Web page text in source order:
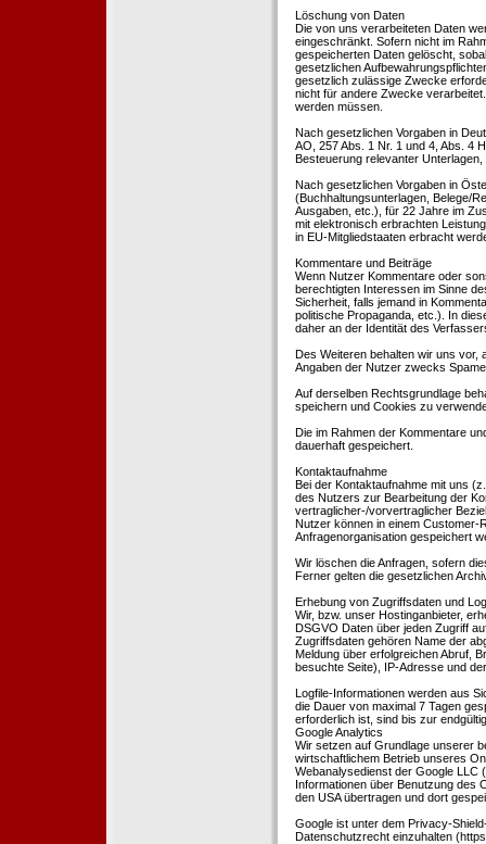
Löschung von Daten
Die von uns verarbeiteten Daten
eingeschränkt. Sofern nicht im
gespeicherten Daten gelöscht,
gesetzlichen
gesetzlich zulässige Zwecke
nicht für andere Zwecke
werden müssen.
Nach gesetzlichen Vorgaben in
AO, 257 Abs. 1 Nr. 1 und 4, Abs. 4
Besteuerung relevanter
Nach gesetzlichen Vorgaben in
(Buchhaltungsunterlagen, Belege/
Ausgaben, etc.), für 22 Jahre im
mit elektronisch erbrachten
in EU-Mitgliedstaaten erbracht
Kommentare und Beiträge
Wenn Nutzer Kommentare oder
berechtigten Interessen im Sinne
Sicherheit, falls jemand in
politische Propaganda, etc.). In
daher an der Identität des
Des Weiteren behalten wir uns vor,
Angaben der Nutzer zwecks
Auf derselben Rechtsgrundlage
speichern und Cookies zu
Die im Rahmen der Kommentare
dauerhaft gespeichert.
Kontaktaufnahme
Bei der Kontaktaufnahme mit uns
des Nutzers zur Bearbeitung der
vertraglicher-/vorvertraglicher
Nutzer können in einem Customer-
Anfragenorganisation gespeichert
Wir löschen die Anfragen, sofern
Ferner gelten die gesetzlichen
Erhebung von Zugriffsdaten und
Wir, bzw. unser Hostinganbieter,
DSGVO Daten über jeden Zugriff
Zugriffsdaten gehören Name der
Meldung über erfolgreichen Abruf,
besuchte Seite), IP-Adresse und
Logfile-Informationen werden aus
die Dauer von maximal 7 Tagen
erforderlich ist, sind bis zur
Google Analytics
Wir setzen auf Grundlage unserer
wirtschaftlichem Betrieb unseres
Webanalysedienst der Google LLC
Informationen über Benutzung des
den USA übertragen und dort
Google ist unter dem Privacy-
Datenschutzrecht einzuhalten